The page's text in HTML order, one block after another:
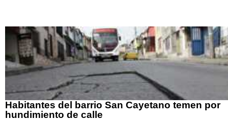
Habitantes del barrio San Cayetano temen por
hundimiento de calle